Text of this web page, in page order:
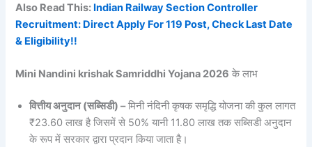
Also Read This: Indian Railway Section Controller
Recruitment: Direct Apply For 119 Post, Check Last Date
& Eligibility!!
Mini Nandini krishak Samriddhi Yojana 2026 के लाभ
वित्तीय अनुदान (सब्सिडी) –मिनी नंदिनी कृषक समृद्धि योजना की कुल लागत
₹23.60 लाख है जिसमें से 50% यानी 11.80 लाख तक सब्सिडी अनुदान
के रूप में सरकार द्वारा प्रदान किया जाता है।